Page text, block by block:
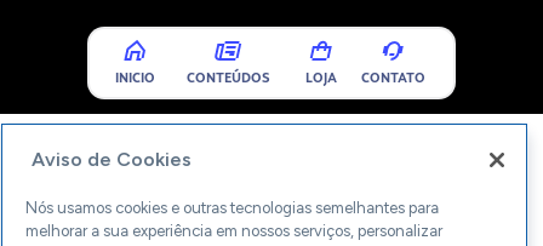
INICIO CONTEÚDOS LOJA CONTATO
Aviso de Cookies
Nós usamos cookies e outras tecnologias semelhantes para
melhorar a sua experiência em nossos serviços, personalizar